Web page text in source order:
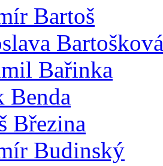
Bartoš
Bartošková
Bařinka
Benda
Březina
Budinský